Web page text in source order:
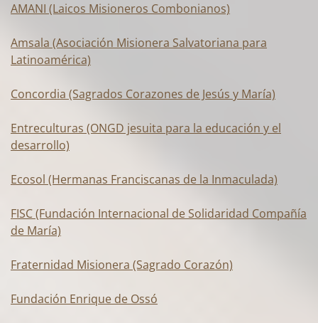
AMANI (Laicos Misioneros Combonianos)
Amsala (Asociación Misionera Salvatoriana para
Latinoamérica)
Concordia (Sagrados Corazones de Jesús y María)
Entreculturas (ONGD jesuita para la educación y el
desarrollo)
Ecosol (Hermanas Franciscanas de la Inmaculada)
FISC (Fundación Internacional de Solidaridad Compañía
de María)
Fraternidad Misionera (Sagrado Corazón)
Fundación Enrique de Ossó